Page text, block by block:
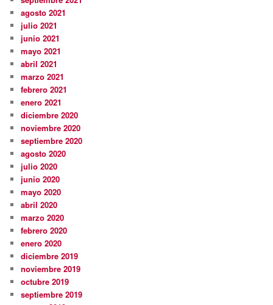
agosto 2021
julio 2021
junio 2021
mayo 2021
abril 2021
marzo 2021
febrero 2021
enero 2021
diciembre 2020
noviembre 2020
septiembre 2020
agosto 2020
julio 2020
junio 2020
mayo 2020
abril 2020
marzo 2020
febrero 2020
enero 2020
diciembre 2019
noviembre 2019
octubre 2019
septiembre 2019